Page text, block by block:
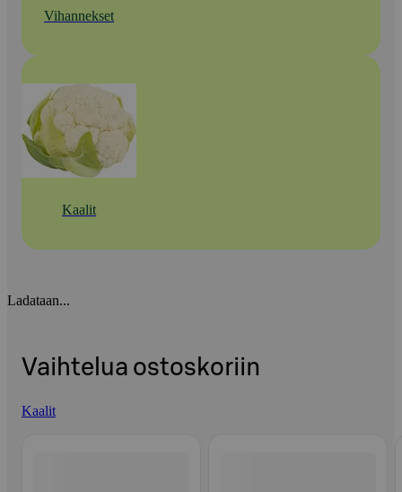
Vihannekset
Kaalit
Ladataan...
Vaihtelua ostoskoriin
Kaalit